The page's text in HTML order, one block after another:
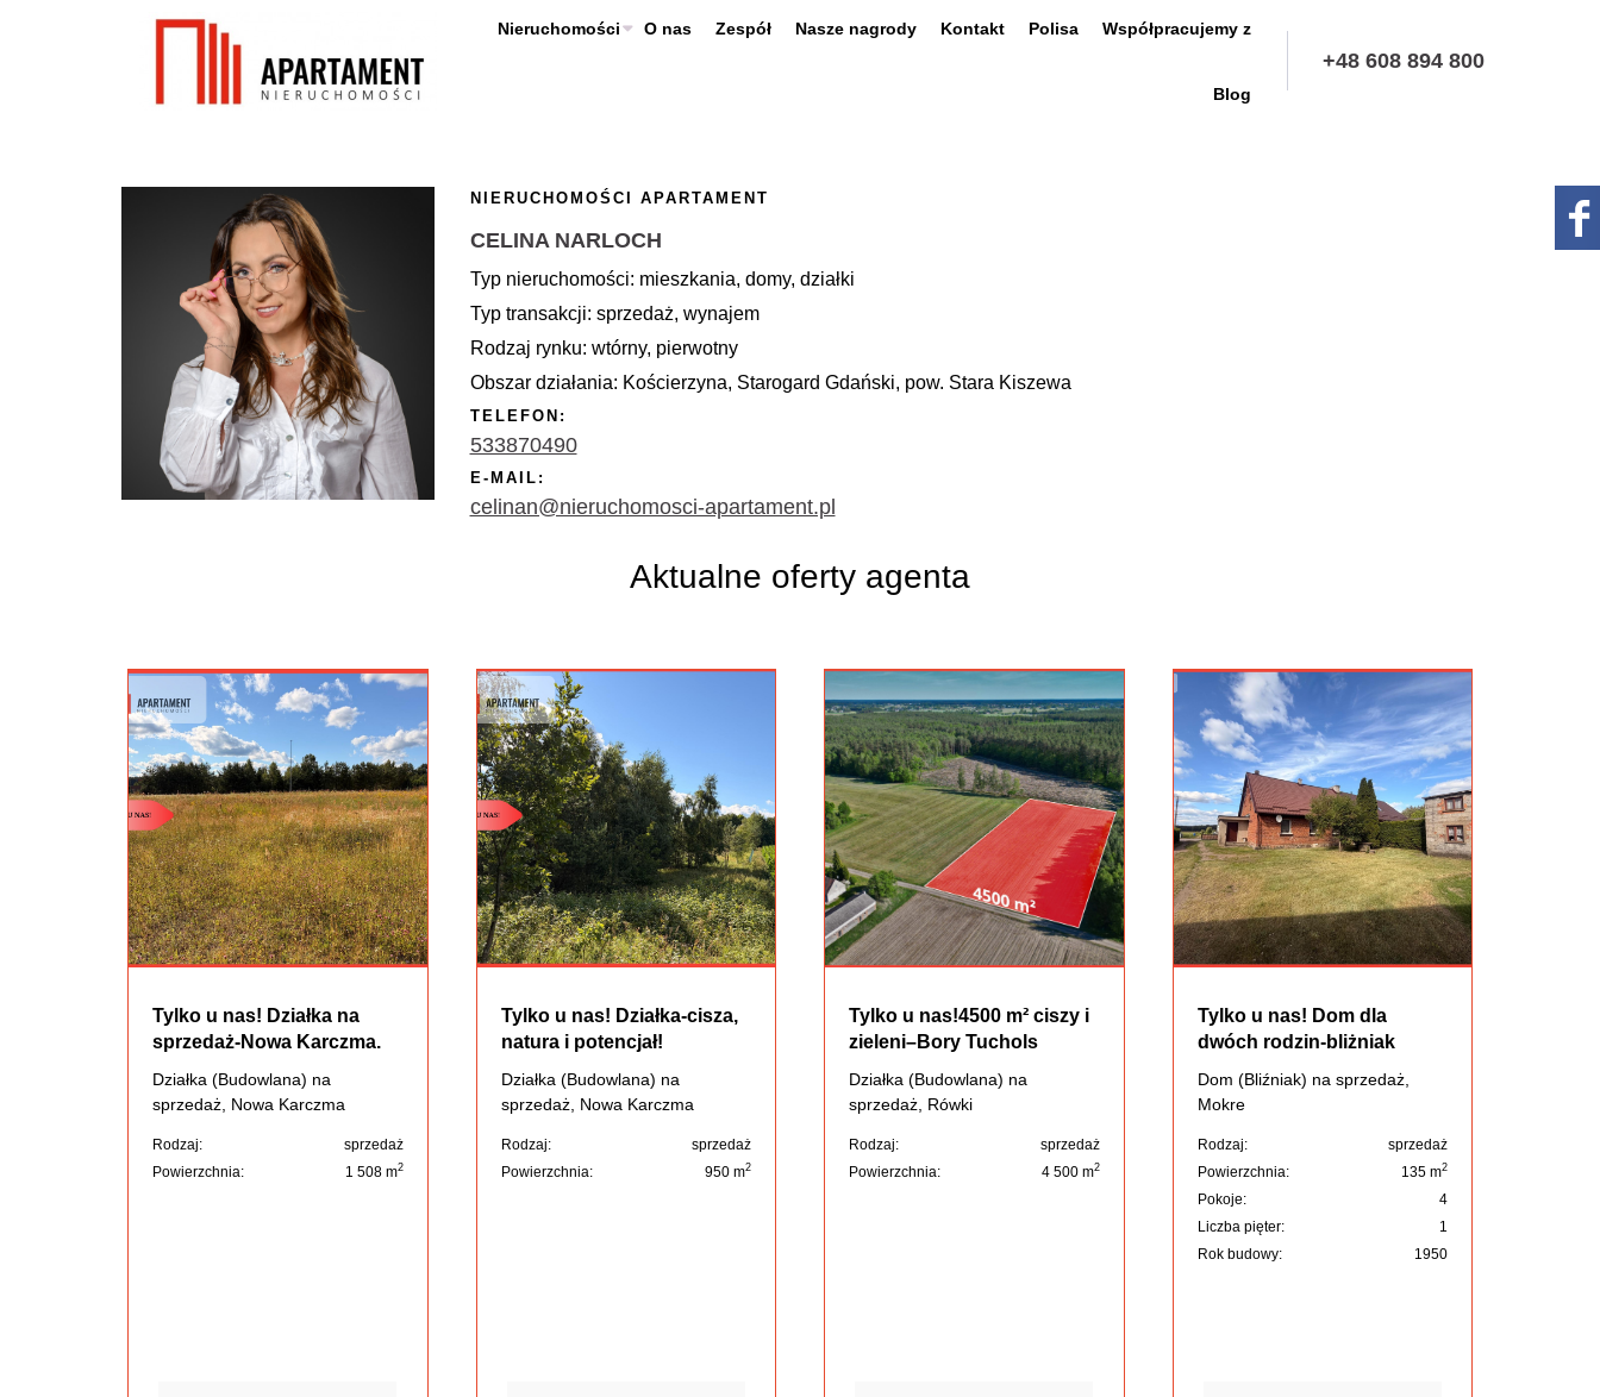
Nieruchomości O nas Zespół Nasze nagrody Kontakt Polisa Współpracujemy z
Blog
+48 608 894 800
NIERUCHOMOŚCI APARTAMENT
CELINA NARLOCH
Typ nieruchomości: mieszkania, domy, działki
Typ transakcji: sprzedaż, wynajem
Rodzaj rynku: wtórny, pierwotny
Obszar działania: Kościerzyna, Starogard Gdański, pow. Stara Kiszewa
TELEFON:
533870490
E-MAIL:
celinan@nieruchomosci-apartament.pl
Aktualne oferty agenta
Tylko u nas! Działka na
sprzedaż-Nowa Karczma.
Działka (Budowlana) na
sprzedaż, Nowa Karczma
Rodzaj:
sprzedaż
Powierzchnia:
1 508 m2
Tylko u nas! Działka-cisza,
natura i potencjał!
Działka (Budowlana) na
sprzedaż, Nowa Karczma
Rodzaj:
sprzedaż
Powierzchnia:
950 m2
Tylko u nas!4500 m² ciszy i
zieleni–Bory Tuchols
Działka (Budowlana) na
sprzedaż, Rówki
Rodzaj:
sprzedaż
Powierzchnia:
4 500 m2
Tylko u nas! Dom dla
dwóch rodzin-bliżniak
Dom (Bliźniak) na sprzedaż,
Mokre
Rodzaj:
sprzedaż
Powierzchnia:
135 m2
Pokoje:
4
Liczba pięter:
1
Rok budowy:
1950